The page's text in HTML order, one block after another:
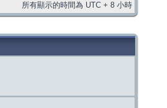
所有顯示的時間為 UTC + 8 小時